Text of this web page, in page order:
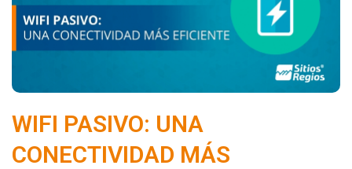
WIFI PASIVO: UNA
CONECTIVIDAD MÁS